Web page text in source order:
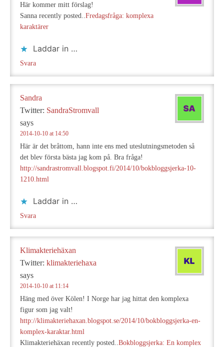
Här kommer mitt förslag!
Sanna recently posted..Fredagsfråga: komplexa
karaktärer
Laddar in …
Svara
Sandra
Twitter: SandraStromvall
says
2014-10-10 at 14:50
Här är det bråttom, hann inte ens med uteslutningsmetoden så
det blev första bästa jag kom på. Bra fråga!
http://sandrastromvall.blogspot.fi/2014/10/bokbloggsjerka-10-
1210.html
Laddar in …
Svara
Klimakteriehäxan
Twitter: klimakteriehaxa
says
2014-10-10 at 11:14
Häng med över Kölen! I Norge har jag hittat den komplexa
figur som jag valt!
http://klimakteriehaxan.blogspot.se/2014/10/bokbloggsjerka-en-
komplex-karaktar.html
Klimakteriehäxan recently posted..Bokbloggsjerka: En komplex